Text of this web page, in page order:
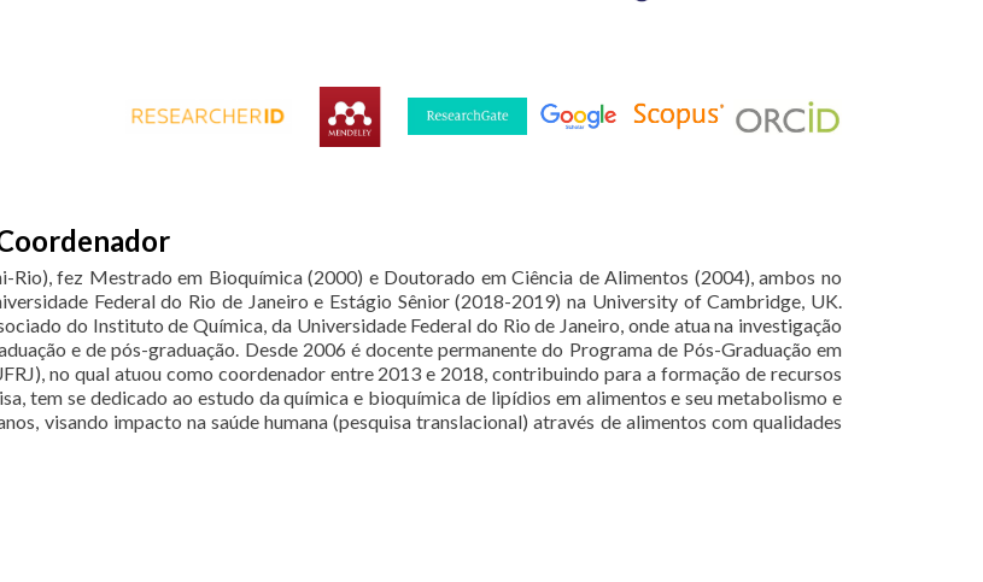
Rio), fez Mestrado em Bioquímica (2000) e Doutorado em Ciência de Alimentos (2004), ambos no
Federal do Rio de Janeiro e Estágio Sênior (2018-2019) na University of Cambridge, UK.
do Instituto de Química, da Universidade Federal do Rio de Janeiro, onde atua na investigação
e de pós-graduação. Desde 2006 é docente permanente do Programa de Pós-Graduação em
no qual atuou como coordenador entre 2013 e 2018, contribuindo para a formação de recursos
tem se dedicado ao estudo da química e bioquímica de lipídios em alimentos e seu metabolismo e
visando impacto na saúde humana (pesquisa translacional) através de alimentos com qualidades